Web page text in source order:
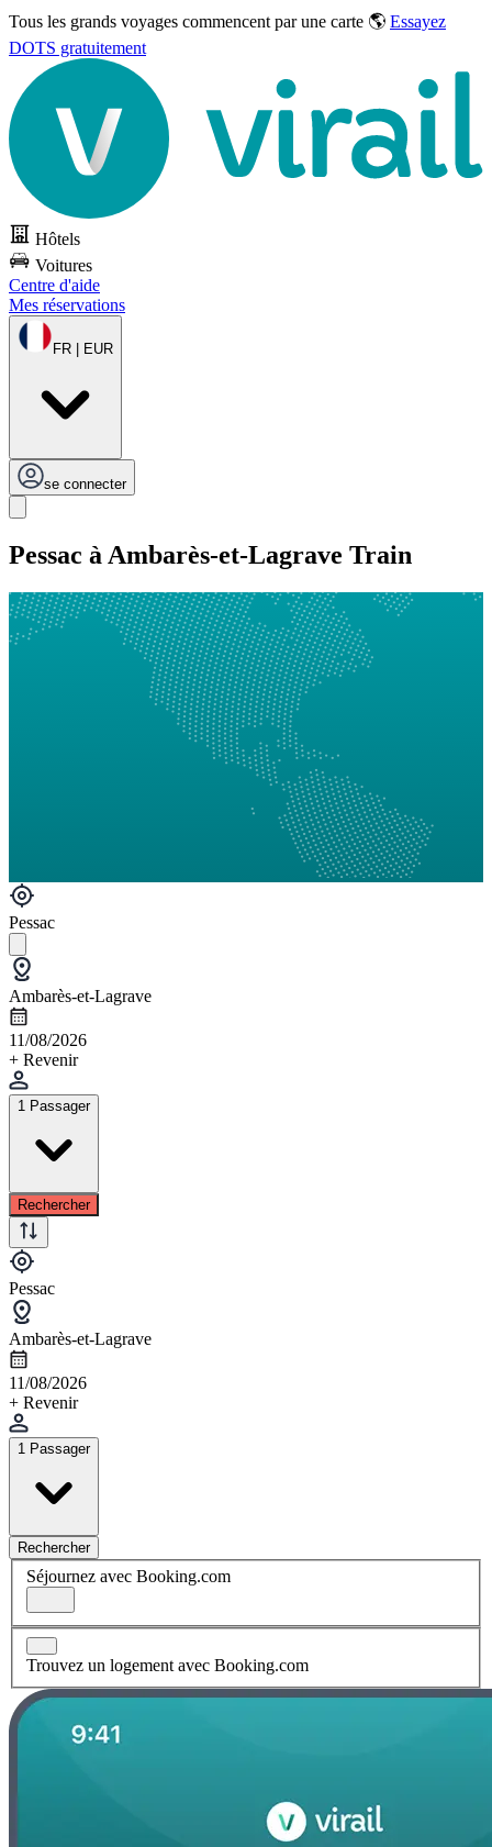
Tous les grands voyages commencent par une carte 🌎 Essayez
DOTS gratuitement
Hôtels
Voitures
Centre d'aide
Mes réservations
FR | EUR
se connecter
Pessac à Ambarès-et-Lagrave Train
Pessac
Ambarès-et-Lagrave
11/08/2026
+ Revenir
1 Passager
Rechercher
Pessac
Ambarès-et-Lagrave
11/08/2026
+ Revenir
1 Passager
Rechercher
Séjournez avec Booking.com
Trouvez un logement avec Booking.com